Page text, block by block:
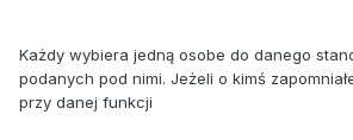
Każdy wybiera jedną osobe do danego
podanych pod nimi. Jeżeli o kimś
przy danej funkcji